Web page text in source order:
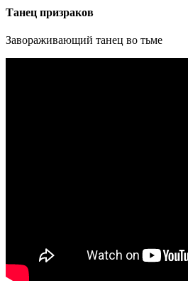
Танец призраков
Завораживающий танец во тьме